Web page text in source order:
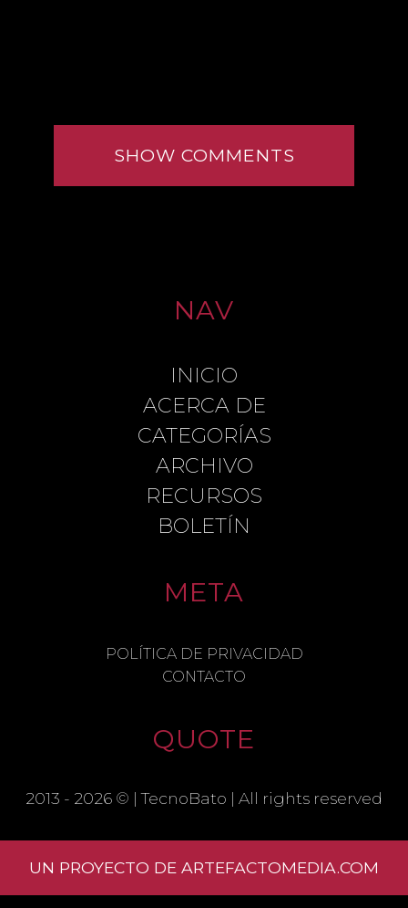
SHOW COMMENTS
LEAVE A REPLY
COMMENT
WEBSITE IN THIS BROWSER FOR THE
NEXT TIME I COMMENT.
Learn
NAV
INICIO
ACERCA DE
CATEGORÍAS
ARCHIVO
RECURSOS
BOLETÍN
META
POLÍTICA DE PRIVACIDAD
CONTACTO
QUOTE
2013 - 2026 © |TecnoBato | All rights reserved
UN PROYECTO DE ARTEFACTOMEDIA.COM